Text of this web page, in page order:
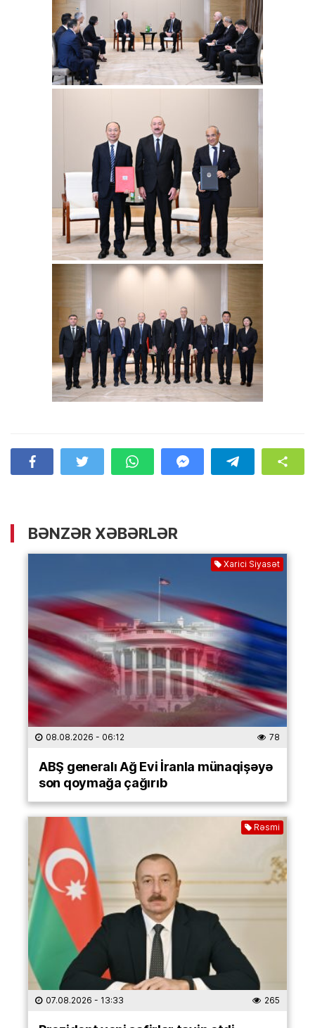
BƏNZƏR XƏBƏRLƏR
Xarici Siyasət
08.08.2026 - 06:12 78
ABŞ generalı Ağ Evi İranla münaqişəyə
son qoymağa çağırıb
Rəsmi
07.08.2026 - 13:33 265